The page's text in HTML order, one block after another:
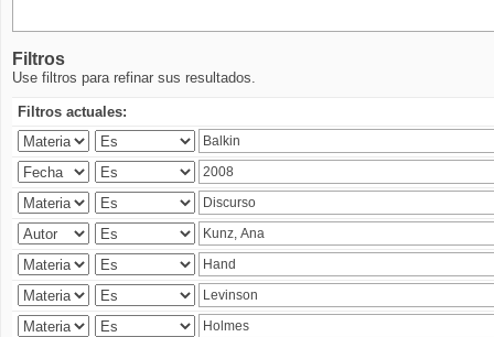
Filtros
Use filtros para refinar sus resultados.
Filtros actuales: